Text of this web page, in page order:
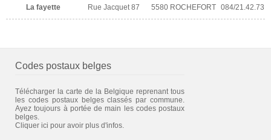
La fayette Rue Jacquet 87 5580 ROCHEFORT 084/21.42.73
Codes postaux belges
Télécharger la carte de la Belgique reprenant tous
les codes postaux belges classés par commune.
Ayez toujours à portée de main les codes postaux
belges.
Cliquer ici pour avoir plus d'infos.